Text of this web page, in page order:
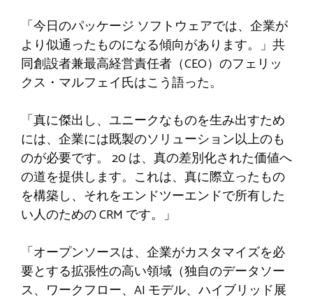
「今日のパッケージ ソフトウェアでは、企業が
より似通ったものになる傾向があります。」共
同創設者兼最高経営責任者（CEO）のフェリッ
クス・マルフェイ氏はこう語った。
「真に傑出し、ユニークなものを生み出すため
には、企業には既製のソリューション以上のも
のが必要です。 20 は、真の差別化された価値へ
の道を提供します。これは、真に際立ったもの
を構築し、それをエンドツーエンドで所有した
い人のための CRM です。」
「オープンソースは、企業がカスタマイズを必
要とする拡張性の高い領域（独自のデータソー
ス、ワークフロー、AI モデル、ハイブリッド展